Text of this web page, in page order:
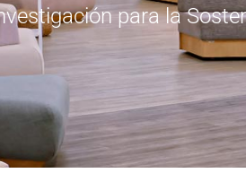
para la